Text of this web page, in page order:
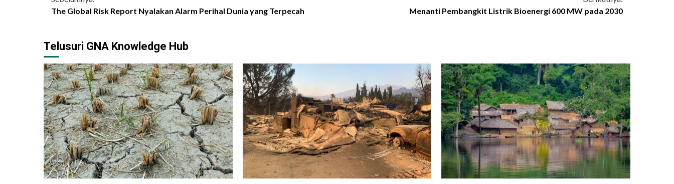
The Global Risk Report Nyalakan Alarm Perihal Dunia yang Terpecah
Menanti Pembangkit Listrik Bioenergi 600 MW pada 2030
Telusuri GNA Knowledge Hub